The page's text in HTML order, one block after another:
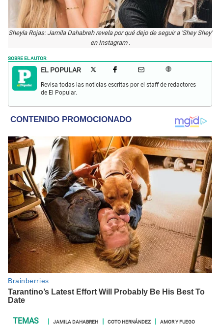
Sheyla Rojas: Jamila Dahabreh revela por qué dejo de seguir a 'Shey Shey'
en Instagram .
SOBRE EL AUTOR:
EL POPULAR
Revisa todas las noticias escritas por el staff de redactores
de El Popular.
JAMILA DAHABREH COTO HERNÁNDEZ AMOR Y FUEGO